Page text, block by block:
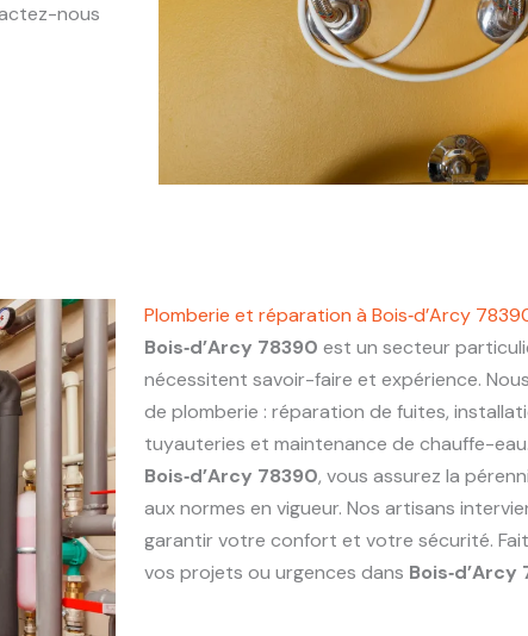
nous
Plomberie et réparation à Bois‑d’Arcy
Bois‑d’Arcy 78390 est un secteur
nécessitent savoir-faire et expérience.
de plomberie : réparation de fuites,
tuyauteries et maintenance de chauffe-
Bois‑d’Arcy 78390, vous assurez la
aux normes en vigueur. Nos artisans
garantir votre confort et votre sécurité.
vos projets ou urgences dans Bois‑d’Arcy